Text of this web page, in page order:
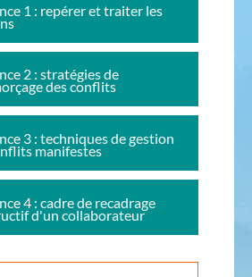
1 : repérer et traiter les
2 : stratégies de
des conflits
3 : techniques de gestion
manifestes
4 : cadre de recadrage
d'un collaborateur